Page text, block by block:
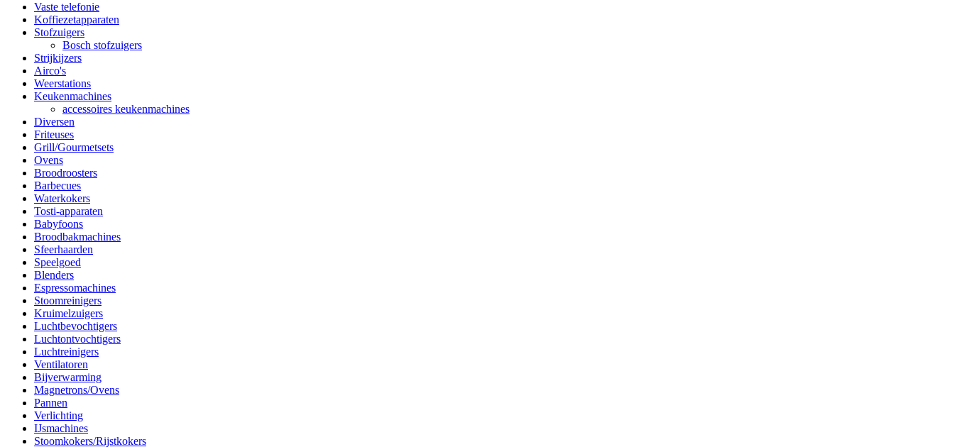
Vaste telefonie
Koffiezetapparaten
Stofzuigers
Bosch stofzuigers
Strijkijzers
Airco's
Weerstations
Keukenmachines
accessoires keukenmachines
Diversen
Friteuses
Grill/Gourmetsets
Ovens
Broodroosters
Barbecues
Waterkokers
Tosti-apparaten
Babyfoons
Broodbakmachines
Sfeerhaarden
Speelgoed
Blenders
Espressomachines
Stoomreinigers
Kruimelzuigers
Luchtbevochtigers
Luchtontvochtigers
Luchtreinigers
Ventilatoren
Bijverwarming
Magnetrons/Ovens
Pannen
Verlichting
IJsmachines
Stoomkokers/Rijstkokers